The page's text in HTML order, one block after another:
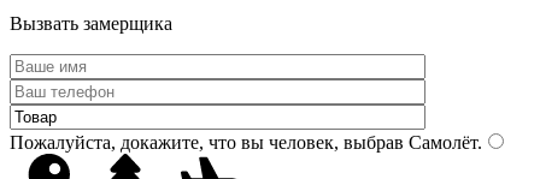
Вызвать замерщика
Пожалуйста, докажите, что вы человек, выбрав Самолёт.